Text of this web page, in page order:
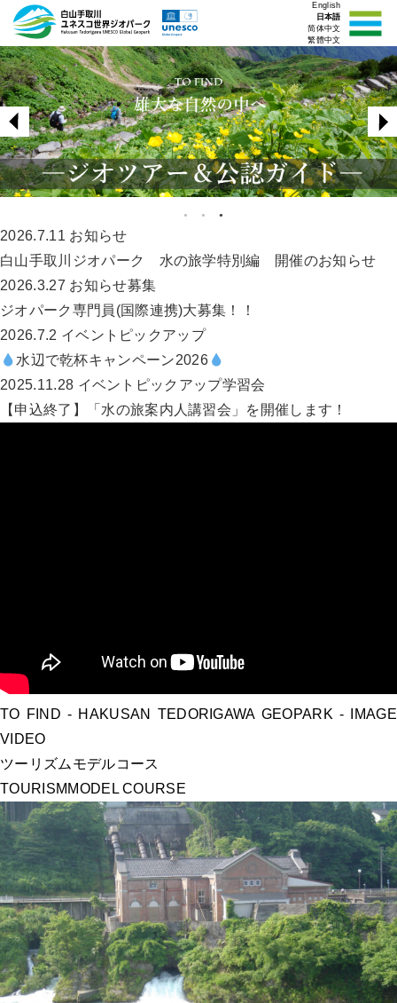
English
日本語
简体中文
繁體中文
2026.7.11 お知らせ
白山手取川ジオパーク 水の旅学特別編 開催のお知らせ
2026.3.27 お知らせ募集
ジオパーク専門員(国際連携)大募集！！
2026.7.2 イベント ピックアップ
水辺で乾杯キャンペーン2026
2025.11.28 イベント ピックアップ学習会
【申込終了】「水の旅案内人講習会」を開催します！
TO FIND - HAKUSAN TEDORIGAWA GEOPARK - IMAGE
VIDEO
ツーリズムモデルコース
TOURISM MODEL COURSE